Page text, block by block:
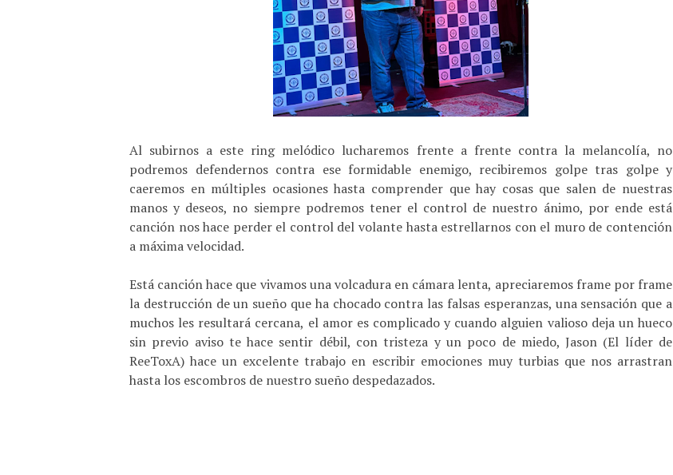
Al subirnos a este ring melódico lucharemos frente a frente contra la melancolía, no
podremos defendernos contra ese formidable enemigo, recibiremos golpe tras golpe y
caeremos en múltiples ocasiones hasta comprender que hay cosas que salen de nuestras
manos y deseos, no siempre podremos tener el control de nuestro ánimo, por ende está
canción nos hace perder el control del volante hasta estrellarnos con el muro de contención
a máxima velocidad.
Está canción hace que vivamos una volcadura en cámara lenta, apreciaremos frame por frame
la destrucción de un sueño que ha chocado contra las falsas esperanzas, una sensación que a
muchos les resultará cercana, el amor es complicado y cuando alguien valioso deja un hueco
sin previo aviso te hace sentir débil, con tristeza y un poco de miedo, Jason (El líder de
ReeToxA) hace un excelente trabajo en escribir emociones muy turbias que nos arrastran
hasta los escombros de nuestro sueño despedazados.